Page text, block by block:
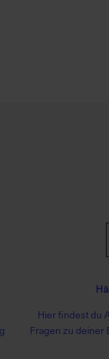
Hier findest du
Fragen zu deiner